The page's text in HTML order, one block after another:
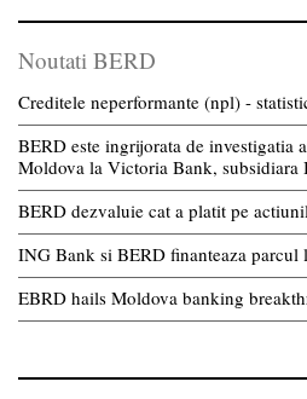
Noutati BERD
Creditele neperformante (npl) -
BERD este ingrijorata de investigatia
Moldova la Victoria Bank, subsidiara
BERD dezvaluie cat a platit pe
ING Bank si BERD finanteaza parcul
EBRD hails Moldova banking